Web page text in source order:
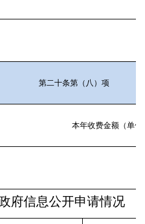
第二十条第（八）项
本年收费金额（单位
府信息公开申请情况